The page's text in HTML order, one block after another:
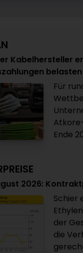
Kabelhersteller
belasten
Für
Ende
2026:
Schier
der
die